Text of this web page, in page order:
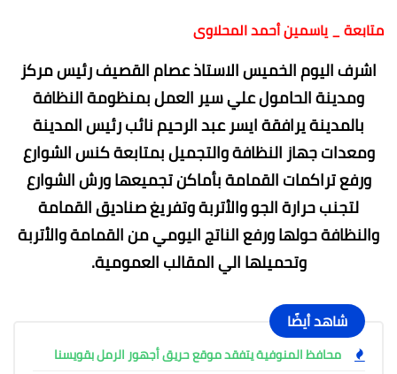
متابعة _ ياسمين أحمد المحلاوى
اشرف اليوم الخميس الاستاذ عصام القصيف رئيس مركز
ومدينة الحامول علي سير العمل بمنظومة النظافة
بالمدينة يرافقة ايسر عبد الرحيم نائب رئيس المدينة
ومعدات جهاز النظافة والتجميل بمتابعة كنس الشوارع
ورفع تراكمات القمامة بأماكن تجميعها ورش الشوارع
لتجنب حرارة الجو والأتربة وتفريغ صناديق القمامة
والنظافة حولها ورفع الناتج اليومي من القمامة والأتربة
وتحميلها الي المقالب العمومية.
شاهد أيضًا
محافظ المنوفية يتفقد موقع حريق أجهور الرمل بقويسنا